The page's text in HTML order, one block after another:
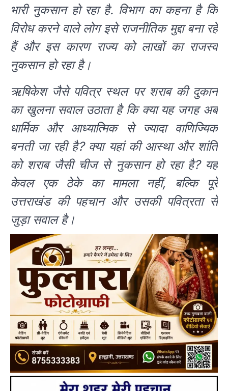
भारी नुकसान हो रहा है. विभाग का कहना है कि
विरोध करने वाले लोग इसे राजनीतिक मुद्दा बना रहे
हैं और इस कारण राज्य को लाखों का राजस्व
नुकसान हो रहा है।
ऋषिकेश जैसे पवित्र स्थल पर शराब की दुकान
का खुलना सवाल उठाता है कि क्या यह जगह अब
धार्मिक और आध्यात्मिक से ज्यादा वाणिज्यिक
बनती जा रही है? क्या यहां की आस्था और शांति
को शराब जैसी चीज से नुकसान हो रहा है? यह
केवल एक ठेके का मामला नहीं, बल्कि पूरे
उत्तराखंड की पहचान और उसकी पवित्रता से
जुड़ा सवाल है।